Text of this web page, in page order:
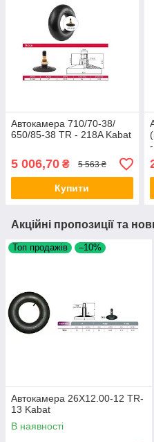
Автокамера 710/70-38/
650/85-38 TR - 218A Kabat
5 006,70 ₴ 5 563 ₴
Купити
Акційні пропозиції та
Топ продажів –10%
Автокамера 26X12.00-12 TR-
13 Kabat
В наявності